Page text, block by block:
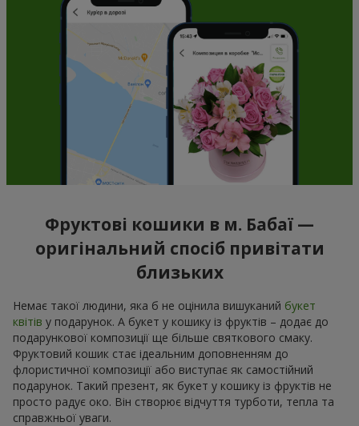
Фруктові кошики в м. Бабаї —
оригінальний спосіб привітати
близьких
Немає такої людини, яка б не оцінила вишуканий букет
квітів у подарунок. А букет у кошику із фруктів – додає до
подарункової композиції ще більше святкового смаку.
Фруктовий кошик стає ідеальним доповненням до
флористичної композиції або виступає як самостійний
подарунок. Такий презент, як букет у кошику із фруктів не
просто радує око. Він створює відчуття турботи, тепла та
справжньої уваги.